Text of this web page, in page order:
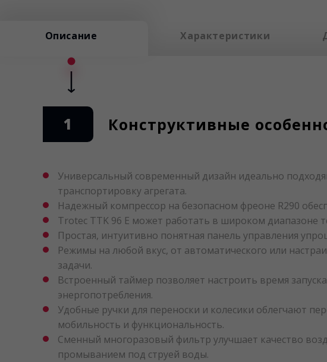
Описание Характеристики
1 Конструктивные
Универсальный современный дизайн идеально
транспортировку агрегата.
Надежный компрессор на безопасном фреоне R290
Trotec TTK 96 E может работать в широком диапазоне
Простая, интуитивно понятная панель управления
Режимы на любой вкус, от автоматического или
задачи.
Встроенный таймер позволяет настроить время
энергопотребления.
Удобные ручки для переноски и колесики облегчают
мобильность и функциональность.
Сменный многоразовый фильтр улучшает качество
промыванием под струей воды.